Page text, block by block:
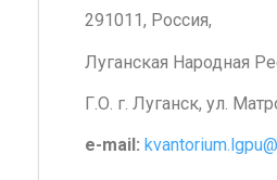
291011, Россия,
Луганская Народная
Г.О. г. Луганск, ул.
e-mail: